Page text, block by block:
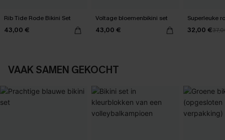
Rib Tide Rode Bikini Set
43,00 €
Voltage bloemenbikini set
43,00 €
Superleuke
32,00 €
VAAK SAMEN GEKOCHT